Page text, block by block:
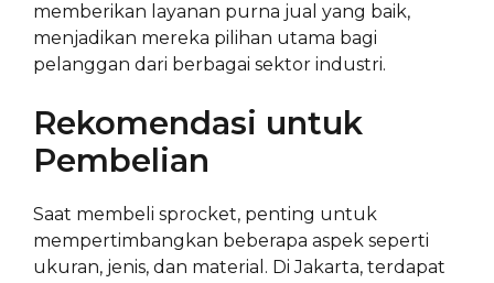
memberikan layanan purna jual yang baik,
menjadikan mereka pilihan utama bagi
pelanggan dari berbagai sektor industri.
Rekomendasi untuk
Pembelian
Saat membeli sprocket, penting untuk
mempertimbangkan beberapa aspek seperti
ukuran, jenis, dan material. Di Jakarta, terdapat